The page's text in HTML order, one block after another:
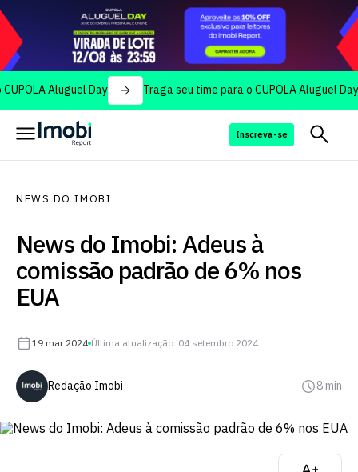
Aluguel Day Traga seu time para o CUPOLA Aluguel Day
Inscreva-se
NEWS DO IMOBI
News do Imobi: Adeus à
comissão padrão de 6% nos
EUA
19 mar 2024 Última atualização: 04 setembro 2024
Redação Imobi 8 min